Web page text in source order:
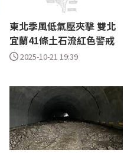
東北季風低氣壓夾擊 雙北
宜蘭41條土石流紅色警戒
2025-10-21 19:39